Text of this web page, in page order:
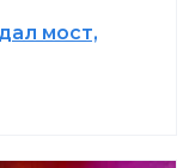
мост,